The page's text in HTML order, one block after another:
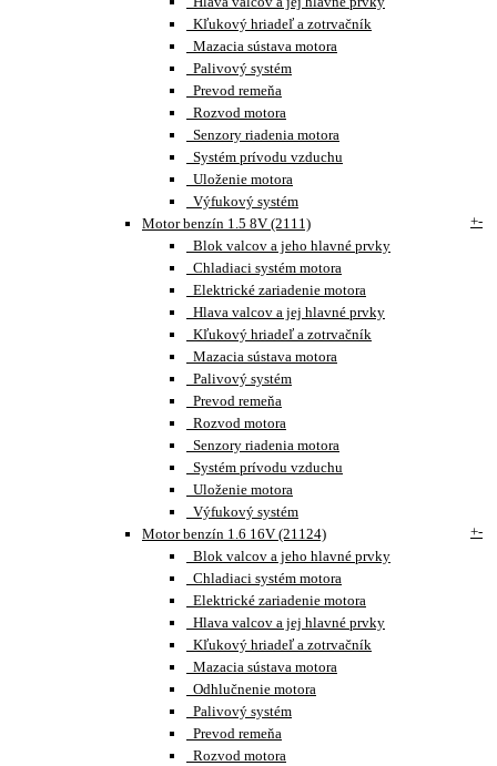
Kľukový hriadeľ a zotrvačník
Mazacia sústava motora
Palivový systém
Prevod remeňa
Rozvod motora
Senzory riadenia motora
Systém prívodu vzduchu
Uloženie motora
Výfukový systém
Motor benzín 1.5 8V (2111)
+-
Blok valcov a jeho hlavné prvky
Chladiaci systém motora
Elektrické zariadenie motora
Hlava valcov a jej hlavné prvky
Kľukový hriadeľ a zotrvačník
Mazacia sústava motora
Palivový systém
Prevod remeňa
Rozvod motora
Senzory riadenia motora
Systém prívodu vzduchu
Uloženie motora
Výfukový systém
Motor benzín 1.6 16V (21124)
+-
Blok valcov a jeho hlavné prvky
Chladiaci systém motora
Elektrické zariadenie motora
Hlava valcov a jej hlavné prvky
Kľukový hriadeľ a zotrvačník
Mazacia sústava motora
Odhlučnenie motora
Palivový systém
Prevod remeňa
Rozvod motora